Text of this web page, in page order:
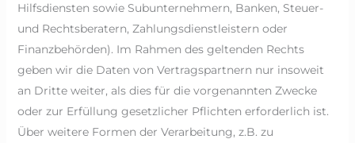
Hilfsdiensten sowie Subunternehmern, Banken, Steuer-
und Rechtsberatern, Zahlungsdienstleistern oder
Finanzbehörden). Im Rahmen des geltenden Rechts
geben wir die Daten von Vertragspartnern nur insoweit
an Dritte weiter, als dies für die vorgenannten Zwecke
oder zur Erfüllung gesetzlicher Pflichten erforderlich ist.
Über weitere Formen der Verarbeitung, z.B. zu